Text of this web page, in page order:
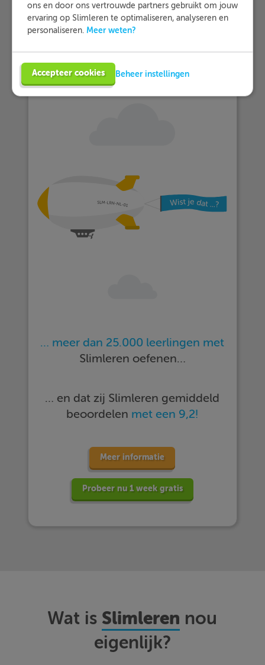
c. Wederkerend: zich
c. Wederkerig: -
… meer dan 25.000 leerlingen met
Slimleren oefenen…
… en dat zij Slimleren gemiddeld
beoordelen met een 9,2!
Meer informatie
Probeer nu 1 week gratis
Wat is Slimleren nou
eigenlijk?
ons en door ons vertrouwde partners gebruikt om jouw
ervaring op Slimleren te optimaliseren, analyseren en
personaliseren. Meer weten?
Accepteer cookies Beheer instellingen